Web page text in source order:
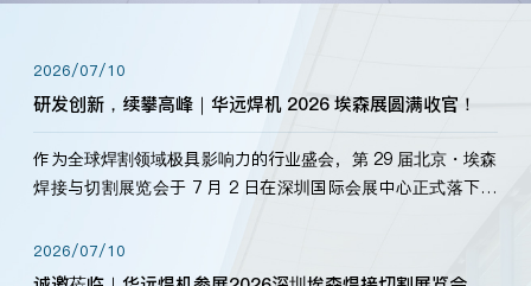
2026/07/10
研发创新，续攀高峰｜华远焊机 2026 埃森展圆满收官！
作为全球焊割领域极具影响力的行业盛会，第 29 届北京・埃森
焊接与切割展览会于 7 月 2 日在深圳国际会展中心正式落下帷
标准，持之以恒研发新产品、新技术。新老客户、行业伙伴、
海内外客户为目睹公司发布的新产…
2026/07/10